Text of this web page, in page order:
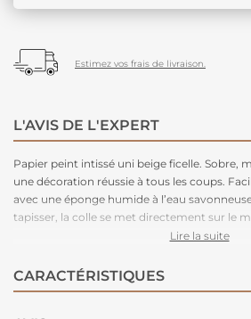
Estimez vos frais de livraison.
L'AVIS DE L'EXPERT
Papier peint intissé uni beige ficelle. Sobre,
une décoration réussie à tous les coups.
avec une éponge humide à l’eau
tapisser, la colle se met directement sur le
pas de préparation particulière et se
Lire la suite
CARACTÉRISTIQUES